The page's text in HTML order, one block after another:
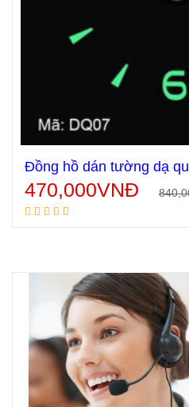
Đồng hồ dán tường dạ
470,000VNĐ